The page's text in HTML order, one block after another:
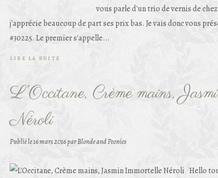
vous parle d'un trio de vernis de
j'apprécie beaucoup de part ses prix bas. Je vais donc vous
#30225. Le premier s'appelle...
LIRE LA SUITE
L'Occitane, Crème mains,
Néroli
Publié le16 mars 2016par Blonde and Peonies
Hello